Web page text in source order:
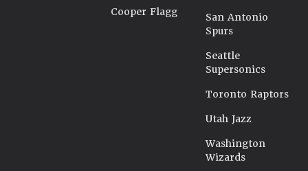
Cooper Flagg
San Antonio
Spurs
Seattle
Supersonics
Toronto Raptors
Utah Jazz
Washington
Wizards